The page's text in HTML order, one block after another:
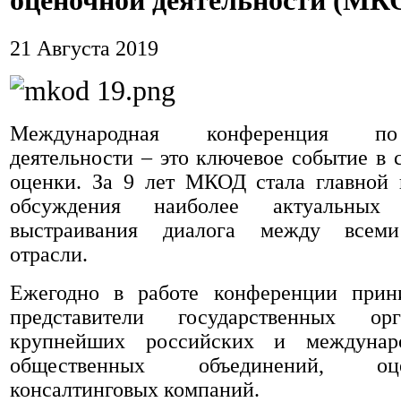
21 Августа 2019
Международная конференция
деятельности – это ключевое событие в
оценки. За 9 лет МКОД стала главной
обсуждения наиболее
выстраивания диалога между
отрасли.
Ежегодно в работе конференции
представители государственных
крупнейших российских и
общественных объединений,
консалтинговых компаний.